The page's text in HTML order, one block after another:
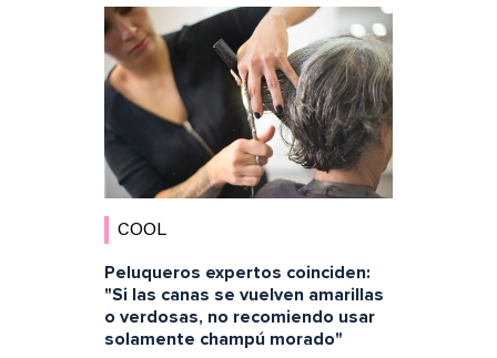
COOL
Peluqueros expertos coinciden:
"Si las canas se vuelven amarillas
o verdosas, no recomiendo usar
solamente champú morado"